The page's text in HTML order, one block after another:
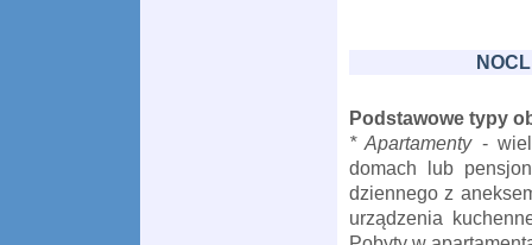
Podstawowe typy
* Apartamenty-
domach lub
dziennego z
urządzenia